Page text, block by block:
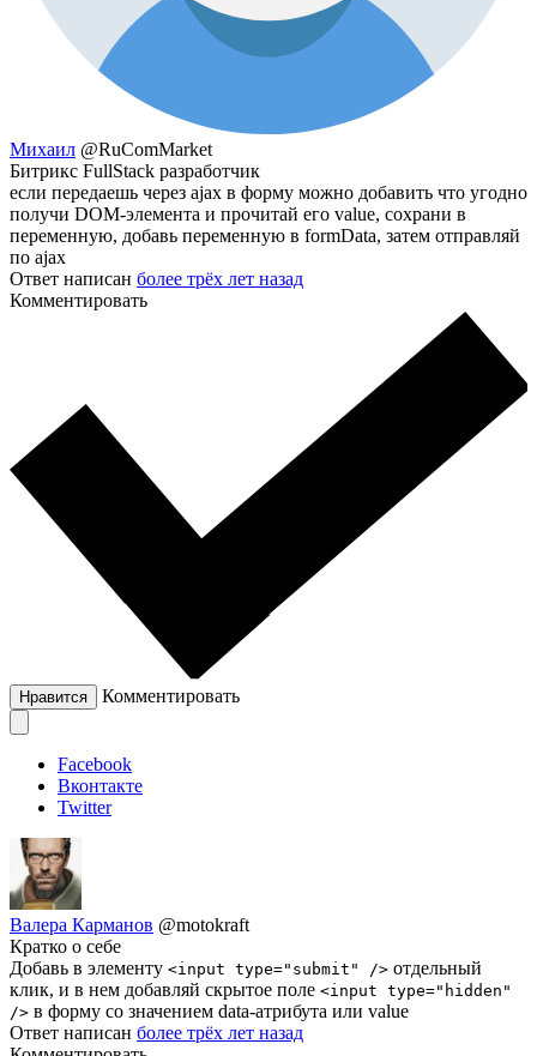
Михаил @RuComMarket
Битрикс FullStack разработчик
если передаешь через ajax в форму можно добавить что угодно
получи DOM-элемента и прочитай его value, сохрани в
переменную, добавь переменную в formData, затем отправляй
по ajax
Ответ написан более трёх лет назад
Комментировать
Нравится Комментировать
Facebook
Вконтакте
Twitter
Валера Карманов @motokraft
Кратко о себе
Добавь в элементу <input type="submit" /> отдельный
клик, и в нем добавляй скрытое поле <input type="hidden"
/> в форму со значением data-атрибута или value
Ответ написан более трёх лет назад